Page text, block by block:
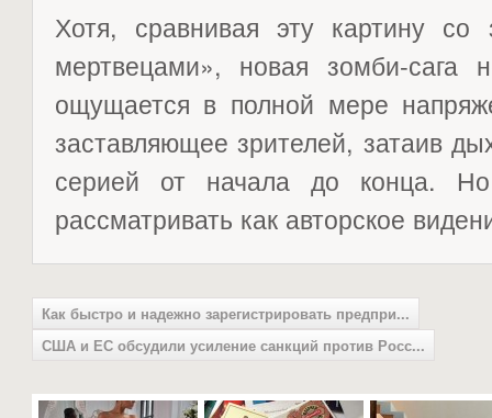
Хотя, сравнивая эту картину
мертвецами», новая зомби-сага
ощущается в полной мере
заставляющее зрителей, затаив
серией от начала до конца.
рассматривать как авторское
Как быстро и надежно зарегистрировать предпри...
США и ЕС обсудили усиление санкций против Росс...